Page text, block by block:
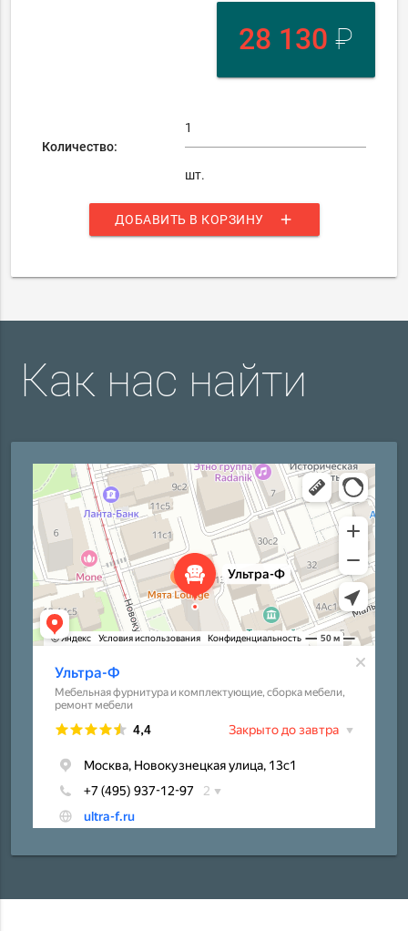
28 130 ₽
Количество:
шт.
ДОБАВИТЬ В КОРЗИНУ add
Как нас найти